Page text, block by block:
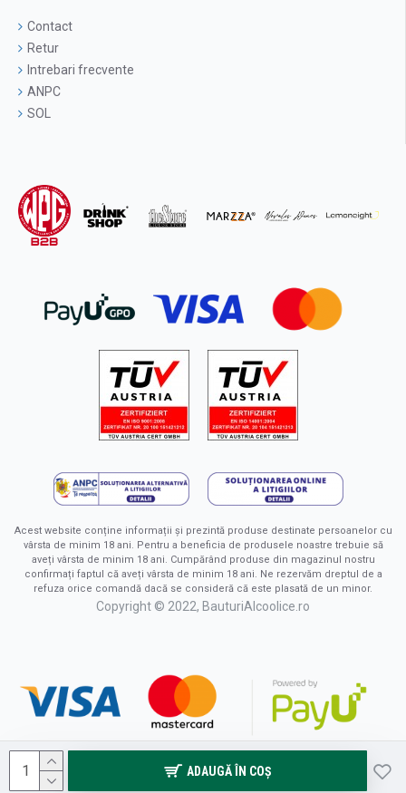
ADAUGĂ ÎN COŞ
Contact
Retur
Intrebari frecvente
ANPC
SOL
Acest website conține informații și prezintă produse destinate persoanelor cu
vârsta de minim 18 ani. Pentru a beneficia de produsele noastre trebuie să
aveți vârsta de minim 18 ani. Cumpărând produse din magazinul nostru
confirmați faptul că aveți vârsta de minim 18 ani. Ne rezervăm dreptul de a
refuza orice comandă dacă se consideră că este plasată de un minor.
Copyright © 2022, BauturiAlcoolice.ro